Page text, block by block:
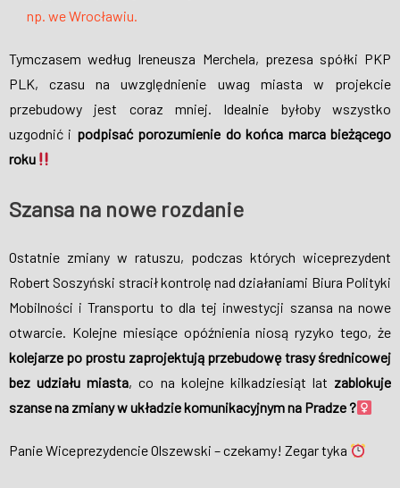
np. we Wrocławiu.
Tymczasem według Ireneusza Merchela, prezesa spółki PKP
PLK, czasu na uwzględnienie uwag miasta w projekcie
przebudowy jest coraz mniej. Idealnie byłoby wszystko
uzgodnić i podpisać porozumienie do końca marca bieżącego
roku
Szansa na nowe rozdanie
Ostatnie zmiany w ratuszu, podczas których wiceprezydent
Robert Soszyński stracił kontrolę nad działaniami Biura Polityki
Mobilności i Transportu to dla tej inwestycji szansa na nowe
otwarcie. Kolejne miesiące opóźnienia niosą ryzyko tego, że
kolejarze po prostu zaprojektują przebudowę trasy średnicowej
bez udziału miasta, co na kolejne kilkadziesiąt lat zablokuje
szanse na zmiany w układzie komunikacyjnym na Pradze ?‍
Panie Wiceprezydencie Olszewski – czekamy! Zegar tyka